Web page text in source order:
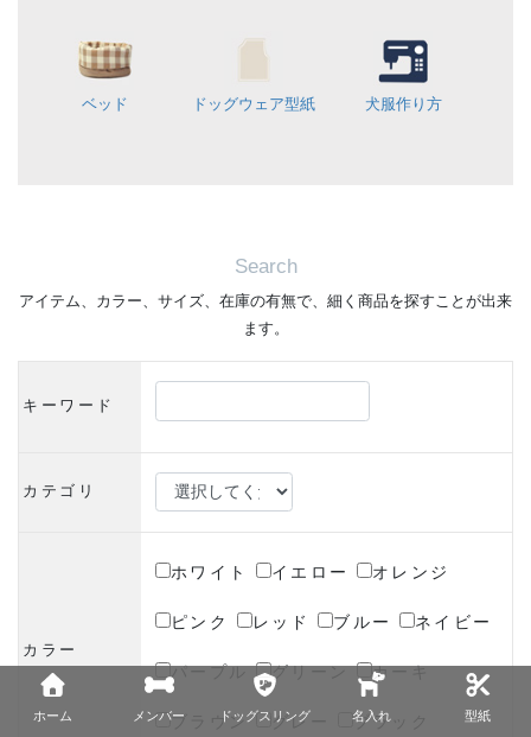
ベッド ドッグウェア型紙 犬服作り方
Search
アイテム、カラー、サイズ、在庫の有無で、細く商品を探すことが出来
ます。
キーワード
カテゴリ
カラー
ホワイト イエロー オレンジ
ピンク レッド ブルー ネイビー
パープル グリーン カーキ
ブラウン グレー ブラック
ホーム メンバー ドッグスリング 名入れ 型紙